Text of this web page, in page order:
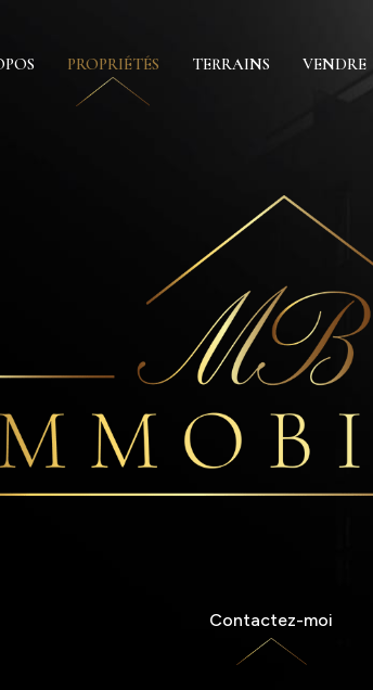
PROPRIÉTÉS TERRAINS VENDRE
Contactez-moi